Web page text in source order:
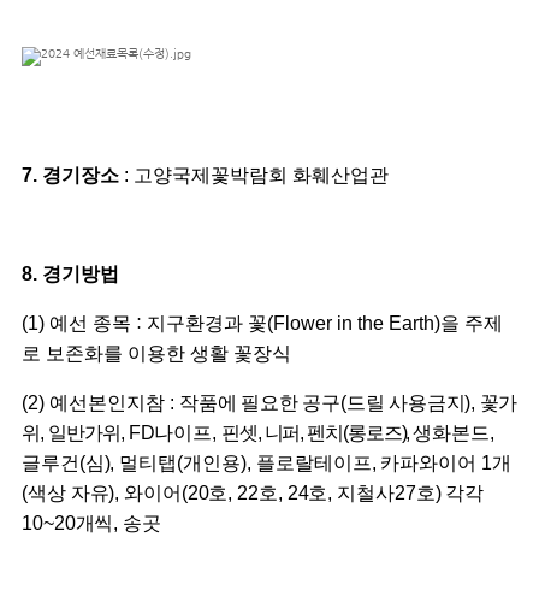
7. 경기장소 : 고양국제꽃박람회 화훼산업관
8. 경기방법
(1) 예선 종목 : 지구환경과 꽃(Flower in the Earth)을 주제
로 보존화를 이용한 생활 꽃장식
(2) 예선본인지참 : 작품에 필요한 공구(드릴 사용금지), 꽃가
위, 일반가위 , FD나이프, 핀셋, 니퍼, 펜치(롱로즈),생화본드,
글루건(심), 멀티탭(개인용), 플로랄테이프, 카파와이어 1개
(색상 자유), 와이어(20호, 22호, 24호, 지철사27호) 각각
10~20개씩, 송곳